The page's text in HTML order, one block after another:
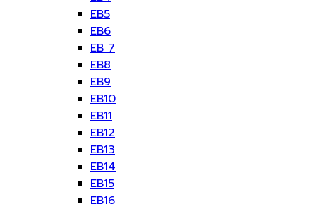
EB5
EB6
EB 7
EB8
EB9
EB10
EB11
EB12
EB13
EB14
EB15
EB16